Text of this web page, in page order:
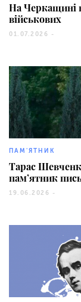
На Черкащині
військових
01.07.2026 -
ПАМ'ЯТНИК
Тарас
пам’ятник
19.06.2026 -